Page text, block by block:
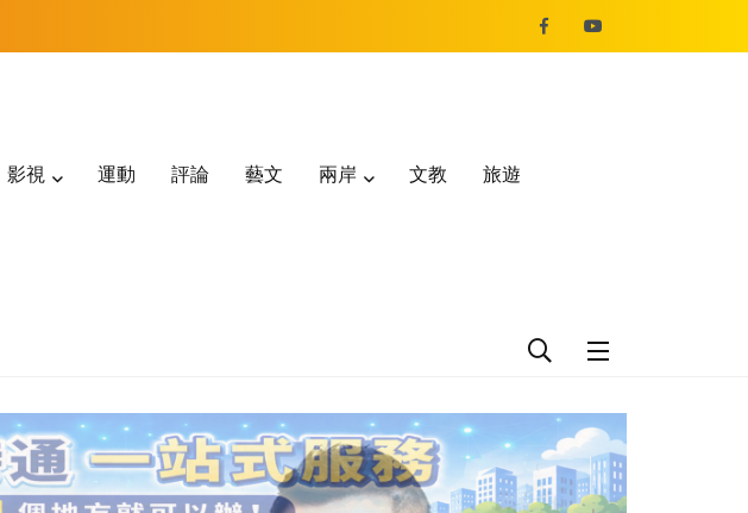
影視 運動 評論 藝文 兩岸 文教 旅遊